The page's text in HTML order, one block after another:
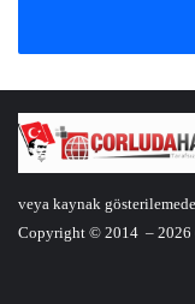
veya kaynak
Copyright © 2014 – 2026